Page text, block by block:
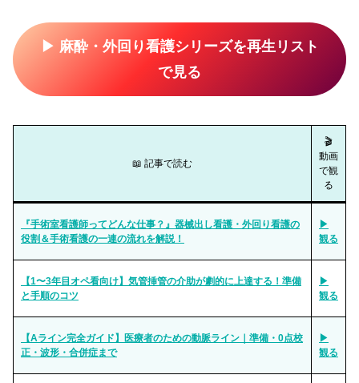
▶ 麻酔・外回り看護シリーズを再生リスト
で見る
📖 記事で読む
🎬
動画
で観
る
『手術室看護師ってどんな仕事？』器械出し看護・外回り看護の
役割＆手術看護の一連の流れを解説！
▶
観る
【1〜3年目オペ看向け】気管挿管の介助が劇的に上達する！準備
と手順のコツ
▶
観る
【Aライン完全ガイド】医療者のための動脈ライン｜準備・0点校
正・波形・合併症まで
▶
観る